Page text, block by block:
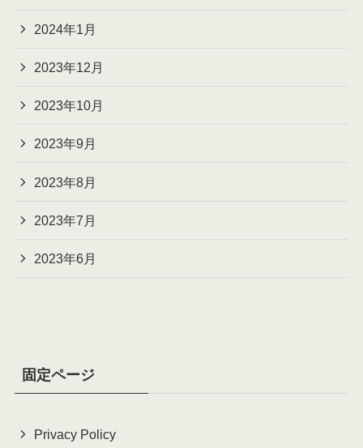
2024年1月
2023年12月
2023年10月
2023年9月
2023年8月
2023年7月
2023年6月
固定ページ
Privacy Policy